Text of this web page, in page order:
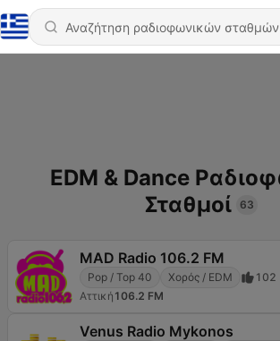
EDM & Dance
Σταθμοί
63
MAD Radio 106.2 FM
Pop / Top 40 Χορός / EDM
102
Αττική 106.2 FM
Venus Radio Mykonos